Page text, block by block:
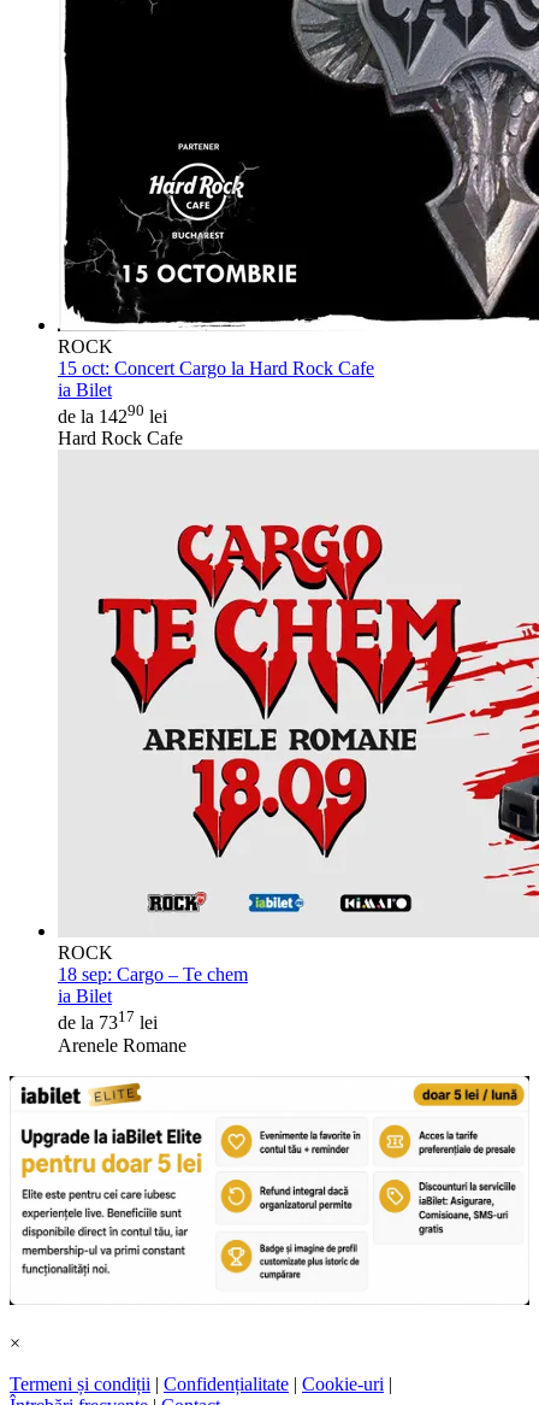
ROCK
15 oct: Concert Cargo la Hard Rock Cafe
ia Bilet
de la 14290 lei
Hard Rock Cafe
ROCK
18 sep: Cargo – Te chem
ia Bilet
de la 7317 lei
Arenele Romane
×
Termeni și condiții | Confidențialitate | Cookie-uri |